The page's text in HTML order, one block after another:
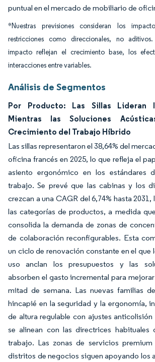
puntual en el mercado de mobiliario de
*Nuestras previsiones consideran los
restricciones como direccionales, no
impacto reflejan el crecimiento base, los
interacciones entre variables.
Análisis de Segmentos
Por Producto: Las Sillas Lideran
Mientras las Soluciones
Crecimiento del Trabajo Híbrido
Las sillas representaron el 38,64% del
oficina francés en 2025, lo que refleja el
asiento ergonómico en los estándares
trabajo. Se prevé que las cabinas y los
crezcan a una CAGR del 6,74% hasta
las categorías de productos, a medida
consolida la demanda de zonas de
de colaboración reconfigurables. Esta
un ciclo de renovación constante en el que
uso anclan los presupuestos y las
absorben el gasto incremental para
mitad de semana. Las nuevas familias
hincapié en la seguridad y la ergonomía,
de altura regulable con ajustes
se alinean con las directrices habituales
trabajo. Las zonas de servicios
distritos de negocios siguen apoyando los